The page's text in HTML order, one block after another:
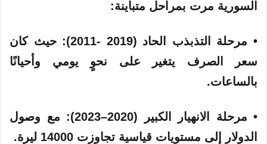
السورية مرت بمراحل متباينة:
• مرحلة التذبذب الحاد (2019 -2011): حيث كان
سعر الصرف يتغير على نحوٍ يومي وأحيانًا
بالساعات.
• مرحلة الانهيار الكبير (2020–2023): مع وصول
الدولار إلى مستويات قياسية تجاوزت 14000 ليرة.